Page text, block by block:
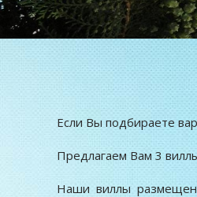
Если Вы подбираете
Предлагаем Вам 3
Наши виллы